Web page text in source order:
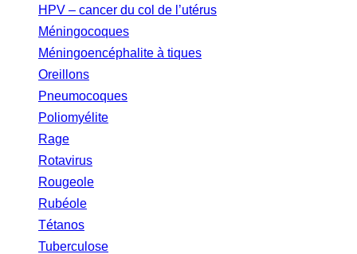
HPV – cancer du col de l’utérus
Méningocoques
Méningoencéphalite à tiques
Oreillons
Pneumocoques
Poliomyélite
Rage
Rotavirus
Rougeole
Rubéole
Tétanos
Tuberculose